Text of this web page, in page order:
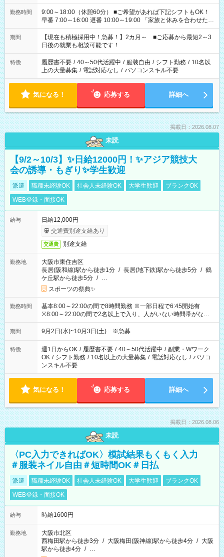
勤務時間
9:00～18:00（休憩60分） ■ご希望があれば下記シフトもOK！
早番 7:00～16:00 遅番 10:00～19:00 「家族と休みを合わせた
い」 「余裕を持って夕飯の準備がしたい」 「できれば残業はし
たくない」 など、ご希望を教えてくださいね。 ※Wワーク希望
の方へ 今ご覧のお仕事で希望する勤務時間と、もう1つのお仕事
の勤務時間。 合計で週40時間を超える場合は応募できません。
期間
【現在も積極採用中！急募！】2カ月～ ■ご応募から最短2～3
日後の就業も相談可能です！
特徴 履歴書不要 / 40～50代活躍中 / 服装自由 / シフト勤務 / 10名以
上の大量募集 / 電話対応なし / パソコンスキル不要
気になる！ 応募する 詳細へ
掲載日：2026.08.07
未読
【9/2～10/3】✨日給12000円！✨アジア競技大
会の誘導・もぎり✨学生歓迎
派遣 職種未経験OK 社会人未経験OK 大学生歓迎
ブランクOK
WEB登録・面接OK
給与
日給12,000円
交通費別途支給あり
交通費 別途支給
勤務地
大阪市東住吉区
長居(阪和線)駅から徒歩1分 / 長居(地下鉄)駅から徒歩5分 / 鶴
ケ丘駅から徒歩5分 / …
スポーツの祭典✨
勤務時間
基本8:00～22:00の間で8時間勤務 ※一部日程で6:45開始有
※8:00～22:00の間で2名以上で入り、人がいない時間帯がない
ように相方と時間を分け合うイメージです
期間 9月2日(水)~10月3日(土) ※急募
特徴 週1日からOK / 履歴書不要 / 40～50代活躍中 / 副業・Wワーク
OK / シフト勤務 / 10名以上の大量募集 / 電話対応なし / パソコ
ンスキル不要
気になる！ 応募する 詳細へ
掲載日：2026.08.06
未読
〈PC入力できればOK〉模試結果もくもく入力
＃服装ネイル自由＃短時間OK＃日払
派遣 職種未経験OK 社会人未経験OK 大学生歓迎
ブランクOK
WEB登録・面接OK
給与 時給1600円
勤務地
大阪市北区
西梅田駅から徒歩3分 / 大阪梅田(阪神線)駅から徒歩4分 / 大阪
駅から徒歩4分 / …